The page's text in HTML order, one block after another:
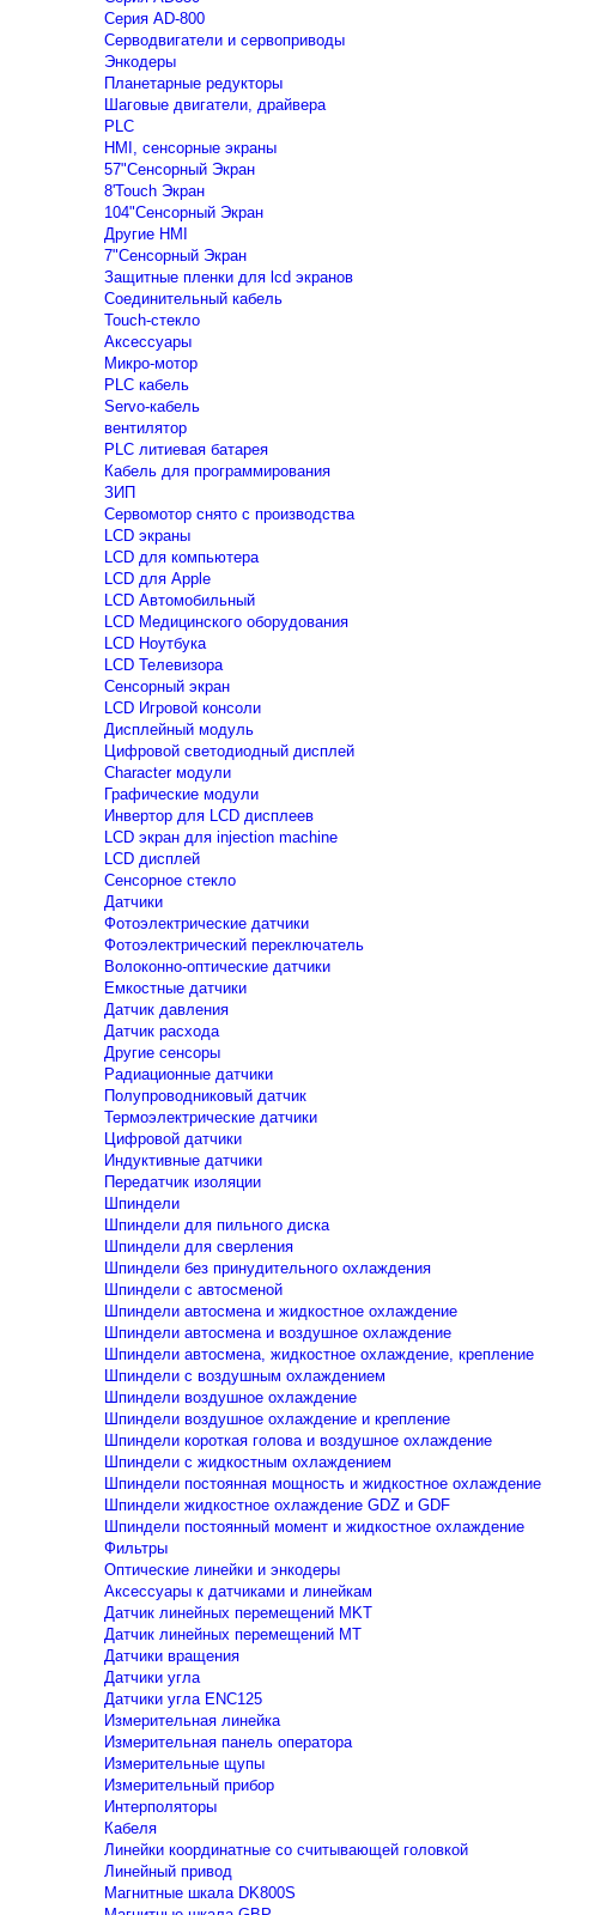
Серия AD-800
Серводвигатели и сервоприводы
Энкодеры
Планетарные редукторы
Шаговые двигатели, драйвера
PLC
HMI, сенсорные экраны
57"Сенсорный Экран
8'Touch Экран
104"Сенсорный Экран
Другие HMI
7"Сенсорный Экран
Защитные пленки для lcd экранов
Соединительный кабель
Touch-стекло
Аксессуары
Микро-мотор
PLC кабель
Servo-кабель
вентилятор
PLC литиевая батарея
Кабель для программирования
ЗИП
Сервомотор снято с производства
LCD экраны
LCD для компьютера
LCD для Apple
LCD Автомобильный
LCD Медицинского оборудования
LCD Ноутбука
LCD Телевизора
Сенсорный экран
LCD Игровой консоли
Дисплейный модуль
Цифровой светодиодный дисплей
Сharacter модули
Графические модули
Инвертор для LCD дисплеев
LCD экран для injection machine
LCD дисплей
Сенсорное стекло
Датчики
Фотоэлектрические датчики
Фотоэлектрический переключатель
Волоконно-оптические датчики
Емкостные датчики
Датчик давления
Датчик расхода
Другие сенсоры
Радиационные датчики
Полупроводниковый датчик
Термоэлектрические датчики
Цифровой датчики
Индуктивные датчики
Передатчик изоляции
Шпиндели
Шпиндели для пильного диска
Шпиндели для сверления
Шпиндели без принудительного охлаждения
Шпиндели с автосменой
Шпиндели автосмена и жидкостное охлаждение
Шпиндели автосмена и воздушное охлаждение
Шпиндели автосмена, жидкостное охлаждение, крепление
Шпиндели с воздушным охлаждением
Шпиндели воздушное охлаждение
Шпиндели воздушное охлаждение и крепление
Шпиндели короткая голова и воздушное охлаждение
Шпиндели с жидкостным охлаждением
Шпиндели постоянная мощность и жидкостное охлаждение
Шпиндели жидкостное охлаждение GDZ и GDF
Шпиндели постоянный момент и жидкостное охлаждение
Фильтры
Оптические линейки и энкодеры
Аксессуары к датчиками и линейкам
Датчик линейных перемещений MKT
Датчик линейных перемещений MT
Датчики вращения
Датчики угла
Датчики угла ENC125
Измерительная линейка
Измерительная панель оператора
Измерительные щупы
Измерительный прибор
Интерполяторы
Кабеля
Линейки координатные со считывающей головкой
Линейный привод
Магнитные шкала DK800S